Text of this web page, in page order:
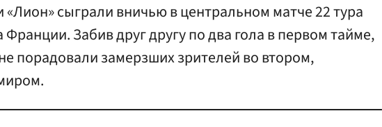
«Лион» сыграли вничью в центральном матче 22 тура
Забив друг другу по два гола в первом тайме,
порадовали замерзших зрителей во втором,